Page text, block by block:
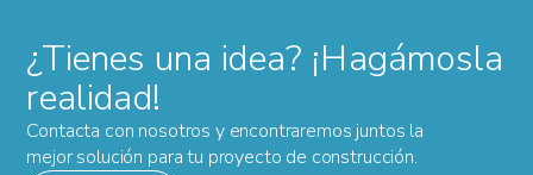
¿Tienes una idea? ¡Hagámosla
realidad!
Contacta con nosotros y encontraremos juntos la
mejor solución para tu proyecto de construcción.